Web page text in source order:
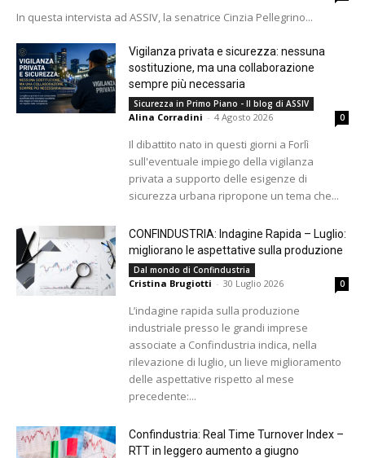
In questa intervista ad ASSIV, la senatrice Cinzia Pellegrino...
Vigilanza privata e sicurezza: nessuna
sostituzione, ma una collaborazione
sempre più necessaria
Sicurezza in Primo Piano - Il blog di ASSIV
Alina Corradini - 4 Agosto 2026 0
Il dibattito nato in questi giorni a Forlì
sull'eventuale impiego della vigilanza
privata a supporto delle esigenze di
sicurezza urbana ripropone un tema che...
CONFINDUSTRIA: Indagine Rapida – Luglio:
migliorano le aspettative sulla produzione
Dal mondo di Confindustria
Cristina Brugiotti - 30 Luglio 2026 0
L’indagine rapida sulla produzione
industriale presso le grandi imprese
associate a Confindustria indica, nella
rilevazione di luglio, un lieve miglioramento
delle aspettative rispetto al mese
precedente:...
Confindustria: Real Time Turnover Index –
RTT in leggero aumento a giugno